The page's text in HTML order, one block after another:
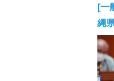
[一
縄